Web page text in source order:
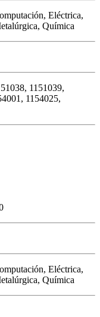
Eléctrica,
Química
1151039,
1154025,
Eléctrica,
Química